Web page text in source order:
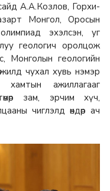
А.А.Козлов, Горхи-
Монгол, Оросын
эхэлсэн, уг
геологич оролцож
Монголын геологийн
чухал хувь нэмэр
ажиллагааг
зам, эрчим хүч,
чиглэлд өндөр ач